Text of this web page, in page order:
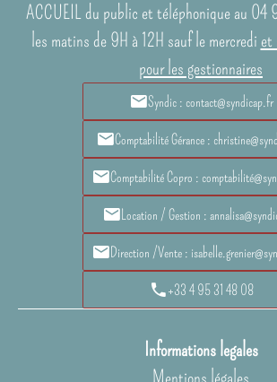
ACCUEIL du public et téléphonique au 04
les matins de 9H à 12H sauf le mercredi et
pour les gestionnaires
Syndic : contact@syndicap.fr
Comptabilité Gérance :
Comptabilité Copro :
Location / Gestion :
Direction /Vente :
+33 4 95 31 48 08
Informations legales